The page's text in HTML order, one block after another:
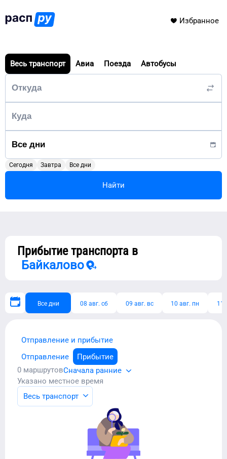
Избранное
Весь транспорт Авиа Поезда Автобусы
Сегодня Завтра Все дни
Найти
Прибытие транспорта в
Байкалово
Все дни 08 авг. сб 09 авг. вс 10 авг. пн 11
Отправление и прибытие
Отправление
Прибытие
0 маршрутовСначала ранние
Указано местное время
Весь транспорт